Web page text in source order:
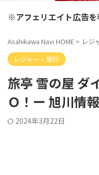
※アフェリエイト広告を
Asahikawa Navi HOME > レジ
レジャー・旅行
旅亭 雪の屋 ダ
Ｏ！ー 旭川情
2024年3月22日